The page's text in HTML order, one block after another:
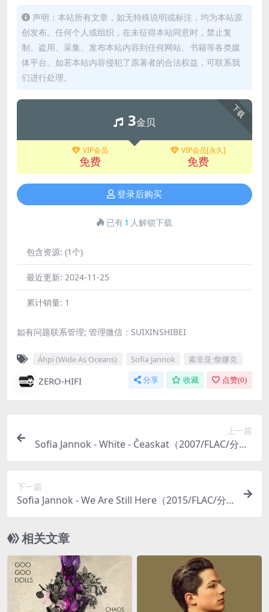
声明：本站所有文章，如无特殊说明或标注，均为本站原
创发布。任何个人或组织，在未征得本站同意时，禁止复
制、盗用、采集、发布本站内容到任何网站、书籍等各类媒
体平台。如若本站内容侵犯了原著者的合法权益，可联系我
们进行处理。
下载
3金贝
VIP会员
免费
VIP会员[永久]
免费
登录后购买
已有1 人解锁下载
包含资源: (1个)
最近更新: 2024-11-25
累计销量: 1
如有问题联系管理; 管理微信：SUIXINSHIBEI
Áhpi (Wide As Oceans) Sofia Jannok 索非亚·詹娜克
ZERO-HIFI 分享 收藏 点赞(0)
上一篇
Sofia Jannok - White - Čeaskat（2007/FLAC/分轨/
下一篇
Sofia Jannok - We Are Still Here（2015/FLAC/分
相关文章